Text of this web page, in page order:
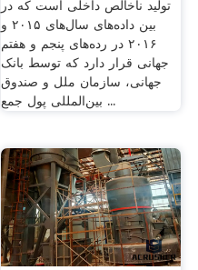
تولید ناخالص داخلی است که در
بین داده‌های سال‌های ۲۰۱۵ و
۲۰۱۶ در رده‌های پنجم و هفتم
جهانی قرار دارد که توسط بانک
جهانی، سازمان ملل و صندوق
بین‌المللی پول جمع ...